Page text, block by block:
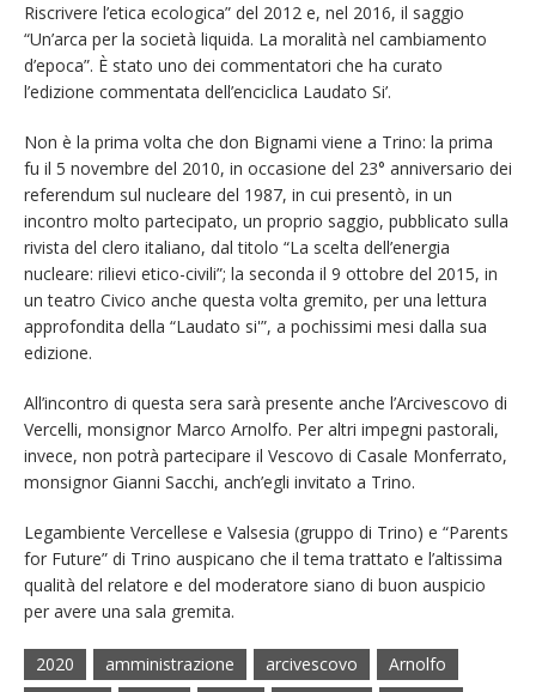
Riscrivere l’etica ecologica” del 2012 e, nel 2016, il saggio
“Un’arca per la società liquida. La moralità nel cambiamento
d’epoca”. È stato uno dei commentatori che ha curato
l’edizione commentata dell’enciclica Laudato Si’.
Non è la prima volta che don Bignami viene a Trino: la prima
fu il 5 novembre del 2010, in occasione del 23° anniversario dei
referendum sul nucleare del 1987, in cui presentò, in un
incontro molto partecipato, un proprio saggio, pubblicato sulla
rivista del clero italiano, dal titolo “La scelta dell’energia
nucleare: rilievi etico-civili”; la seconda il 9 ottobre del 2015, in
un teatro Civico anche questa volta gremito, per una lettura
approfondita della “Laudato si'”, a pochissimi mesi dalla sua
edizione.
All’incontro di questa sera sarà presente anche l’Arcivescovo di
Vercelli, monsignor Marco Arnolfo. Per altri impegni pastorali,
invece, non potrà partecipare il Vescovo di Casale Monferrato,
monsignor Gianni Sacchi, anch’egli invitato a Trino.
Legambiente Vercellese e Valsesia (gruppo di Trino) e “Parents
for Future” di Trino auspicano che il tema trattato e l’altissima
qualità del relatore e del moderatore siano di buon auspicio
per avere una sala gremita.
2020 amministrazione arcivescovo
Arnolfo